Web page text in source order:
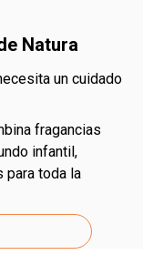
Natura
infantil,
para toda la